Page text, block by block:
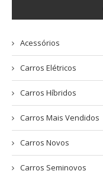
Acessórios
Carros Elétricos
Carros Híbridos
Carros Mais Vendidos
Carros Novos
Carros Seminovos